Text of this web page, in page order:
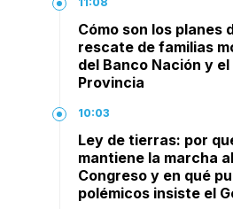
Cómo son los planes
rescate de familias
del Banco Nación y
Provincia
10:03
Ley de tierras: por
mantiene la marcha al
Congreso y en qué
polémicos insiste el